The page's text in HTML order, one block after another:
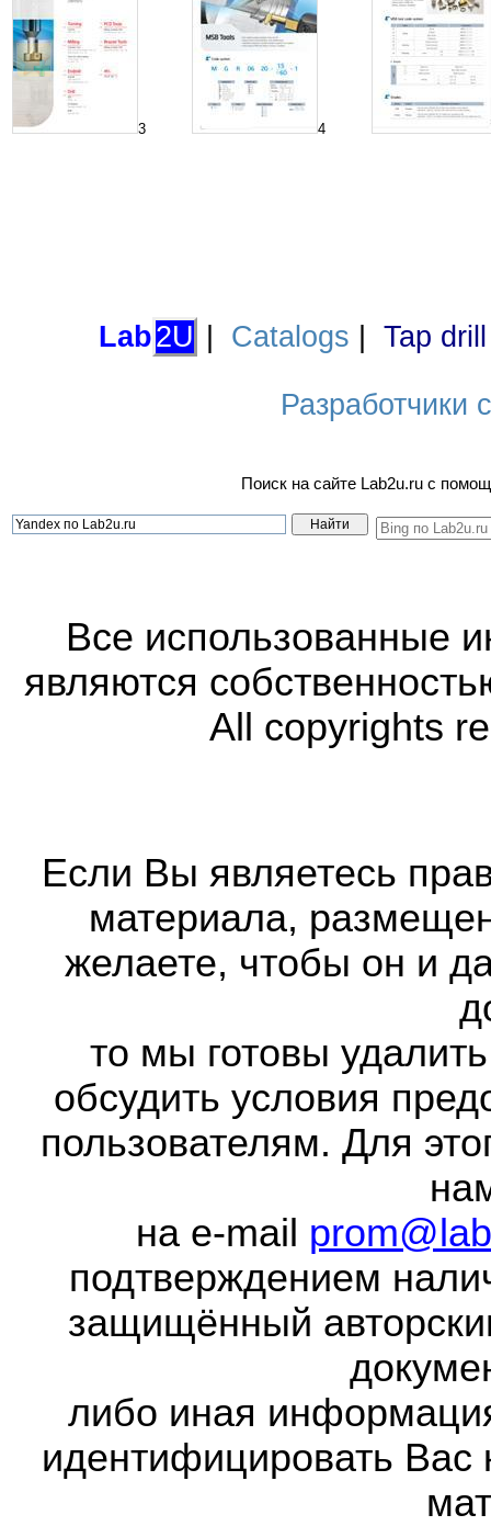
3 4
Lab2U Catalogs Tap
Разработчики
Поиск на сайте Lab2u.ru с
Все использованные
являются
All copyrights
Если Вы являетесь
материала,
желаете, чтобы он и
то мы готовы
обсудить условия
пользователям. Для
на e-mail
подтверждением
защищённый
либо иная
идентифицировать Вас